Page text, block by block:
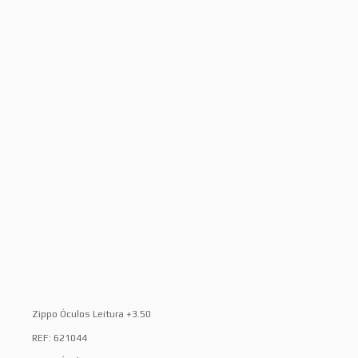
Zippo Óculos Leitura +3.50
REF: 621044